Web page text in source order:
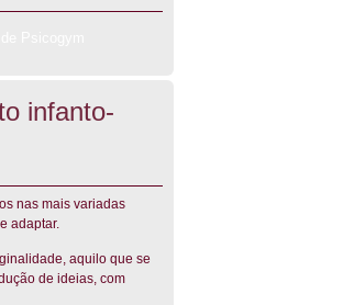
infanto-
nas mais variadas
adaptar.
aquilo que se
de ideias, com